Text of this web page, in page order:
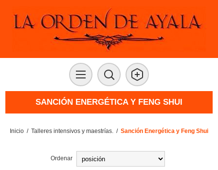
SANCIÓN ENERGÉTICA Y FENG SHUI
Inicio / Talleres intensivos y maestrías. / Sanción Energética y Feng Shui
Ordenar